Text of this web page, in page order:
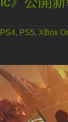
PS4, PS5, XBox